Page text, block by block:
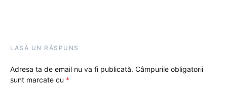
LASĂ UN RĂSPUNS
Adresa ta de email nu va fi publicată. Câmpurile obligatorii
sunt marcate cu *